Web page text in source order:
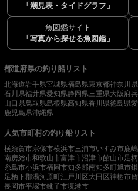
「潮見表・タイドグラフ」
魚図鑑サイト
「写真から探せる魚図鑑」
都道府県の釣り船リスト
北海道岩手県宮城県福島県東京都神奈川県
石川県福井県愛知県静岡県三重県大阪府
山口県鳥取県島根県高知県香川県徳島県
鹿児島県沖縄県
人気市町村の釣り船リスト
横須賀市宗像市横浜市三浦市いすみ市鹿
南房総市和歌山市富津市沼津市館山市足
糸島市小浜市福岡市知多郡南知多町旭市
足柄下郡湯河原町江戸川区大田区神栖市
長岡市平塚市銚子市境港市